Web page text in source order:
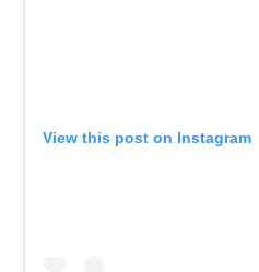
View this post on Instagram